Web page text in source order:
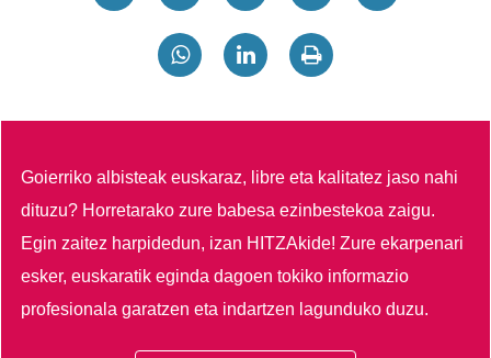
Goierriko albisteak euskaraz, libre eta kalitatez jaso nahi
dituzu? Horretarako zure babesa ezinbestekoa zaigu.
Egin zaitez harpidedun, izan HITZAkide!Zure ekarpenari
esker, euskaratik eginda dagoen tokiko informazio
profesionala garatzen eta indartzen lagunduko duzu.